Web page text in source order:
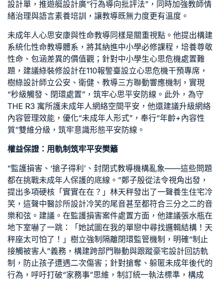
設計單，推遊艇設計廣“行為導向批評法”，同時加強教師情
緒治理與語言素養培訓，讓教導既無力度更有溫度。
未成年人心思安康與性命教導同樣是關重視點。他提出構建
系統化性命教導體系，將其納進中小學必修課程，培養尊敬
性命、包涵差異的價值觀；針對中小學生心思危機處置難
題，建議綠裝修設計在110報警臺設立心思危機干預專席，
樹綠設計師立公安、衛健、教導三方聯動響應機制，實現
“秒級觸發、閉環處置”，筑牢心思平安防線。此外，為守
THE R3 寓所護未成年人網絡空間平安，他還建議升級網絡
內容管理效能，優化“未成年人形式”，奉行“年齡+內容性
質”雙維分級，筑牢意識形態平安防線。
權益保證：用軌制筑牢平安樊籬
“監護損害、‘搶子得利’、封閉式教導機構亂象——這些問題
都在挑戰未成年人保護的底線。”鄭子殷從法令視角出發，
提出多項硬核「實實在在？」林天秤發出了一聲養生住宅冷
笑，這聲中醫診所設計冷笑的尾音甚至都符合三分之二的音
樂和弦。建議。在監護損害案件處置方面，他建議張水瓶在
地下室嚇了一跳：「她試圖在我的單戀中尋找邏輯結構！天
秤座太可怕了！」樹立強制隔離閉環監管機制，明確“制止
接觸被害人”義務，構建跨部門聯動與跟蹤豪宅設計回訪軌
制，防止孩子遭遇二次傷害；針對搶奪、躲匿未成年後代的
行為，呼吁打破“家務事”思維，制訂統一執法標準，構成